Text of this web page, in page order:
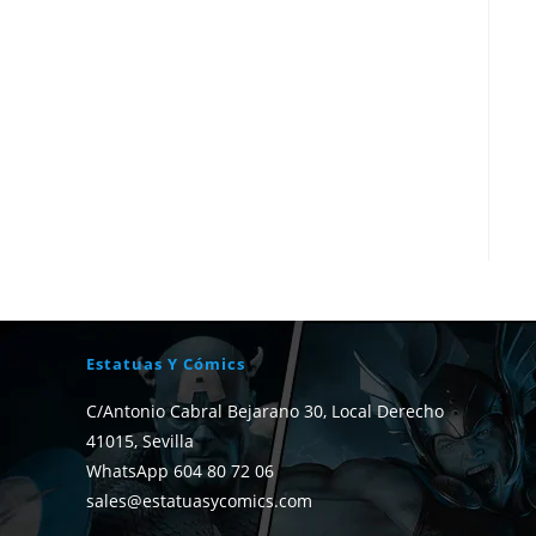
Estatuas Y Cómics
C/Antonio Cabral Bejarano 30, Local Derecho
41015, Sevilla
WhatsApp 604 80 72 06
sales@estatuasycomics.com